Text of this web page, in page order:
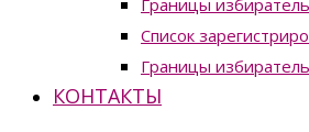
Границы
Список
Границы
КОНТАКТЫ